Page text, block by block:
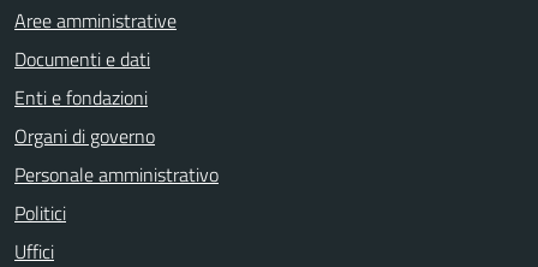
Aree amministrative
Documenti e dati
Enti e fondazioni
Organi di governo
Personale amministrativo
Politici
Uffici